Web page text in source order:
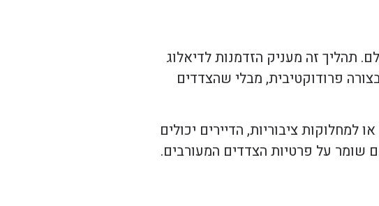
תהליך זה מעניק הזדמנות לדיאלוג
פרודוקטיבית, מבלי שהצדדים
ציבוריות, הדיירים יכולים
שומר על פרטיות הצדדים המעורבים.